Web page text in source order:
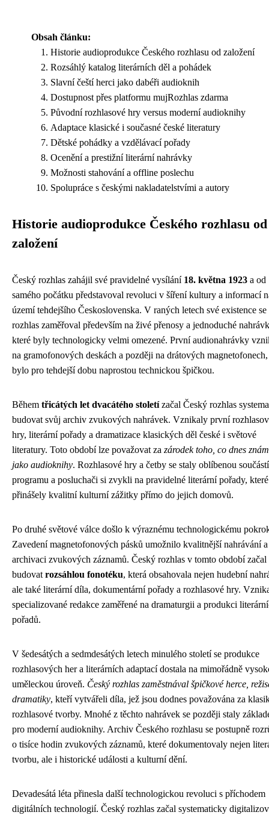
Obsah článku:
Historie audioprodukce Českého rozhlasu od založení
Rozsáhlý katalog literárních děl a pohádek
Slavní čeští herci jako dabéři audioknih
Dostupnost přes platformu mujRozhlas zdarma
Původní rozhlasové hry versus moderní audioknihy
Adaptace klasické i současné české literatury
Dětské pohádky a vzdělávací pořady
Ocenění a prestižní literární nahrávky
Možnosti stahování a offline poslechu
Spolupráce s českými nakladatelstvími a autory
Historie audioprodukce Českého rozhlasu od
založení
Český rozhlas zahájil své pravidelné vysílání 18. května 1923 a od
samého počátku představoval revoluci v šíření kultury a informací
území tehdejšího Československa. V raných letech své existence se
rozhlas zaměřoval především na živé přenosy a jednoduché
které byly technologicky velmi omezené. První audionahrávky
na gramofonových deskách a později na drátových
bylo pro tehdejší dobu naprostou technickou špičkou.
Během třicátých let dvacátého stoletízačal Český rozhlas
budovat svůj archiv zvukových nahrávek. Vznikaly první
hry, literární pořady a dramatizace klasických děl české i světové
literatury. Toto období lze považovat za zárodek toho, co dnes
jako audioknihy. Rozhlasové hry a četby se staly oblíbenou součástí
programu a posluchači si zvykli na pravidelné literární pořady,
přinášely kvalitní kulturní zážitky přímo do jejich domovů.
Po druhé světové válce došlo k výraznému technologickému
Zavedení magnetofonových pásků umožnilo kvalitnější nahrávání a
archivaci zvukových záznamů. Český rozhlas v tomto období začal
budovat rozsáhlou fonotéku, která obsahovala nejen hudební
ale také literární díla, dokumentární pořady a rozhlasové hry.
specializované redakce zaměřené na dramaturgii a produkci
pořadů.
V šedesátých a sedmdesátých letech minulého století se produkce
rozhlasových her a literárních adaptací dostala na mimořádně
uměleckou úroveň. Český rozhlas zaměstnával špičkové herce,
dramatiky, kteří vytvářeli díla, jež jsou dodnes považována za
rozhlasové tvorby. Mnohé z těchto nahrávek se později staly
pro moderní audioknihy. Archiv Českého rozhlasu se postupně
o tisíce hodin zvukových záznamů, které dokumentovaly nejen
tvorbu, ale i historické události a kulturní dění.
Devadesátá léta přinesla další technologickou revoluci s příchodem
digitálních technologií. Český rozhlas začal systematicky